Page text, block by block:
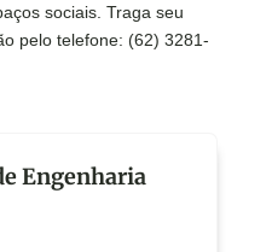
sociais. Traga seu
pelo telefone: (62) 3281-
Engenharia